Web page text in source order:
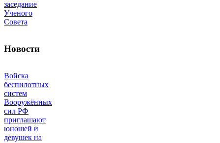
заседание
Ученого
Совета
Новости
Войска
беспилотных
систем
Вооружённых
сил РФ
приглашают
юношей и
девушек на